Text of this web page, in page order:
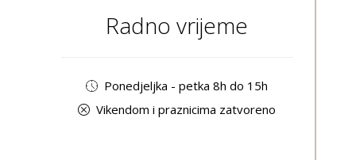
Radno vrijeme
Ponedjeljka - petka 8h do 15h
Vikendom i praznicima zatvoreno